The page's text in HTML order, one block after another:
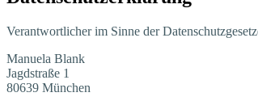
Ver­ant­wort­li­cher im Sin­ne der
Manue­la Blank
Jagd­stra­ße 1
80639 Mün­chen